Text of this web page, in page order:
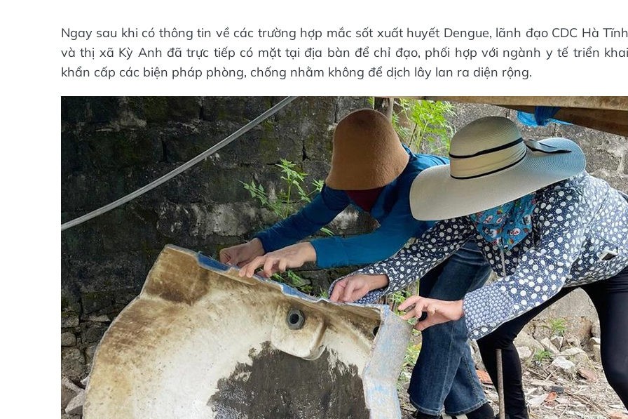
Ngay sau khi có thông tin về các trường hợp mắc sốt xuất huyết Dengue, lãnh đạo CDC Hà Tĩnh
và thị xã Kỳ Anh đã trực tiếp có mặt tại địa bàn để chỉ đạo, phối hợp với ngành y tế triển khai
khẩn cấp các biện pháp phòng, chống nhằm không để dịch lây lan ra diện rộng.